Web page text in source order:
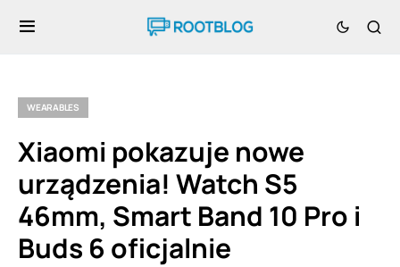
WEARABLES
Xiaomi pokazuje nowe
urządzenia! Watch S5
46mm, Smart Band 10 Pro i
Buds 6 oficjalnie